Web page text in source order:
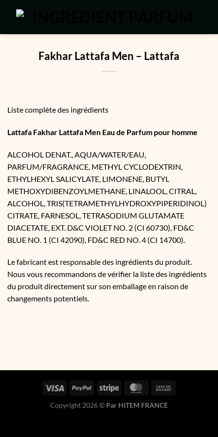
Fakhar Lattafa Men – Lattafa
Liste complète des ingrédients
Lattafa Fakhar Lattafa Men Eau de Parfum pour homme
ALCOHOL DENAT., AQUA/WATER/EAU,
PARFUM/FRAGRANCE, METHYL CYCLODEXTRIN,
ETHYLHEXYL SALICYLATE, LIMONENE, BUTYL
METHOXYDIBENZOYLMETHANE, LINALOOL, CITRAL,
ALCOHOL, TRIS(TETRAMETHYLHYDROXYPIPERIDINOL)
CITRATE, FARNESOL, TETRASODIUM GLUTAMATE
DIACETATE, EXT. D&C VIOLET NO. 2 (CI 60730), FD&C
BLUE NO. 1 (CI 42090), FD&C RED NO. 4 (CI 14700).
Le fabricant est responsable des ingrédients du produit.
Nous vous recommandons de vérifier la liste des ingrédients
du produit directement sur son emballage en raison de
changements potentiels.
Copyright 2026 © Par HITEM FRANCE